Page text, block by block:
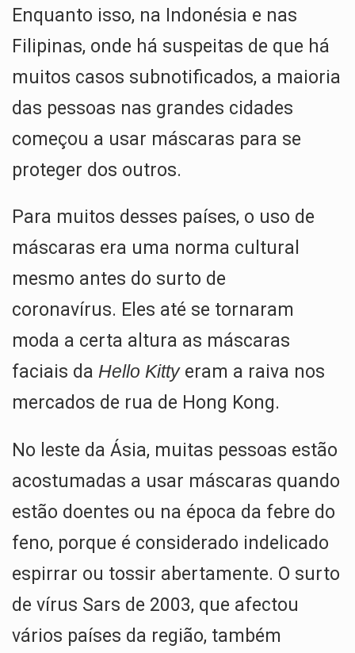
Enquanto isso, na Indonésia e nas
Filipinas, onde há suspeitas de que há
muitos casos subnotificados, a maioria
das pessoas nas grandes cidades
começou a usar máscaras para se
proteger dos outros.
Para muitos desses países, o uso de
máscaras era uma norma cultural
mesmo antes do surto de
coronavírus. Eles até se tornaram
moda a certa altura as máscaras
faciais da Hello Kittyeram a raiva nos
mercados de rua de Hong Kong.
No leste da Ásia, muitas pessoas estão
acostumadas a usar máscaras quando
estão doentes ou na época da febre do
feno, porque é considerado indelicado
espirrar ou tossir abertamente. O surto
de vírus Sars de 2003, que afectou
vários países da região, também